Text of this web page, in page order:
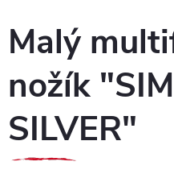
Malý
nožík
SILVER"